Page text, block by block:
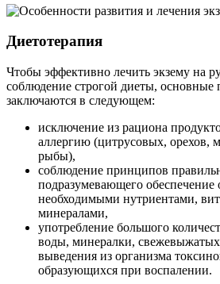
Диетотерапия
Чтобы эффективно лечить экзему на
соблюдение строгой диеты,
заключаются в следующем:
исключение из рациона
аллергию (цитрусовых, орехов,
рыбы),
соблюдение принципов
подразумевающего обеспечение
необходимыми нутриентами,
минералами,
употребление большого
воды, минералки, свежевыжатых
выведения из организма
образующихся при воспалении.